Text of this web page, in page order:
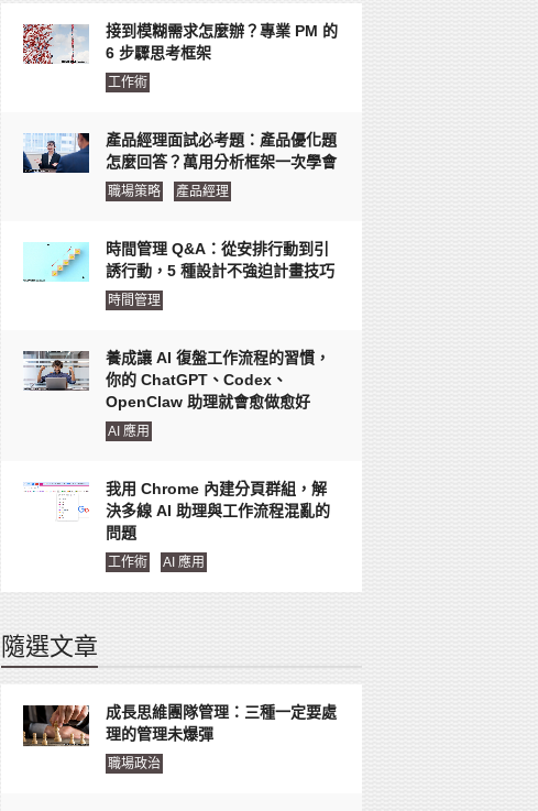
接到模糊需求怎麼辦？專業 PM 的
6 步驟思考框架
工作術
產品經理面試必考題：產品優化題
怎麼回答？萬用分析框架一次學會
職場策略 產品經理
時間管理 Q&A：從安排行動到引
誘行動，5 種設計不強迫計畫技巧
時間管理
養成讓 AI 復盤工作流程的習慣，
你的 ChatGPT、Codex、
OpenClaw 助理就會愈做愈好
AI 應用
我用 Chrome 內建分頁群組，解
決多線 AI 助理與工作流程混亂的
問題
工作術 AI 應用
隨選文章
成長思維團隊管理：三種一定要處
理的管理未爆彈
職場政治